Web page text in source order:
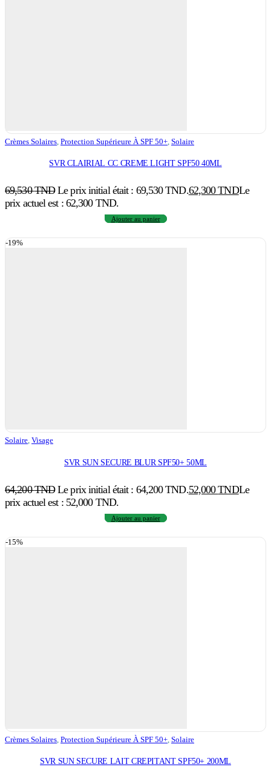
Crèmes Solaires Protection Supérieure À SPF 50+ Solaire
SVR CLAIRIAL CC CREME LIGHT SPF50 40ML
69,530TND Le prix initial était : 69,530 TND.62,300TNDLe
prix actuel est : 62,300 TND.
Ajouter au panier
-19%
Solaire, Visage
SVR SUN SECURE BLUR SPF50+ 50ML
64,200TND Le prix initial était : 64,200 TND.52,000TNDLe
prix actuel est : 52,000 TND.
Ajouter au panier
-15%
Crèmes Solaires Protection Supérieure À SPF 50+ Solaire
SVR SUN SECURE LAIT CREPITANT SPF50+ 200ML